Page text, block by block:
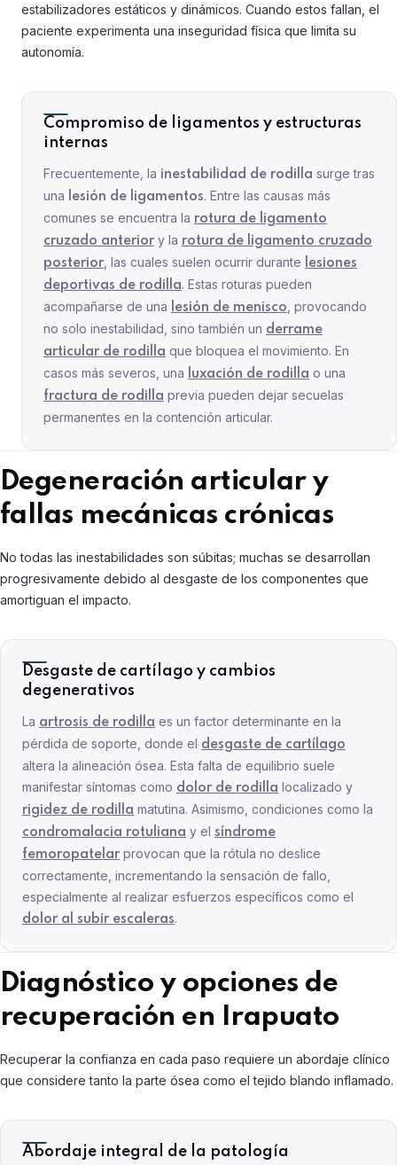
estabilizadores estáticos y dinámicos. Cuando estos fallan, el
paciente experimenta una inseguridad física que limita su
autonomía.
Compromiso de ligamentos y estructuras
internas
Frecuentemente, la inestabilidad de rodilla surge tras
una
lesión de ligamentos. Entre las causas más
comunes se encuentra la rotura de ligamento
cruzado anteriory la rotura de ligamento cruzado
posterior, las cuales suelen ocurrir durante
lesiones
deportivas de rodilla. Estas roturas pueden
acompañarse de una
lesión de menisco , provocando
no solo inestabilidad, sino también un derrame
articular de rodilla que bloquea el movimiento. En
casos más severos, una
luxación de rodilla o una
fractura de rodilla previa pueden dejar secuelas
permanentes en la contención articular.
Degeneración articular y
fallas mecánicas crónicas
No todas las inestabilidades son súbitas; muchas se desarrollan
progresivamente debido al desgaste de los componentes que
amortiguan el impacto.
Desgaste de cartílago y cambios
degenerativos
La artrosis de rodilla es un factor determinante en la
pérdida de soporte, donde el desgaste de cartílago
altera la alineación ósea. Esta falta de equilibrio suele
manifestar síntomas como dolor de rodilla localizado y
rigidez de rodilla matutina. Asimismo, condiciones como la
condromalacia rotuliana y el síndrome
femoropatelarprovocan que la rótula no deslice
correctamente, incrementando la sensación de fallo,
especialmente al realizar esfuerzos específicos como el
dolor al subir escaleras.
Diagnóstico y opciones de
recuperación en Irapuato
Recuperar la confianza en cada paso requiere un abordaje clínico
que considere tanto la parte ósea como el tejido blando inflamado.
Abordaje integral de la patología